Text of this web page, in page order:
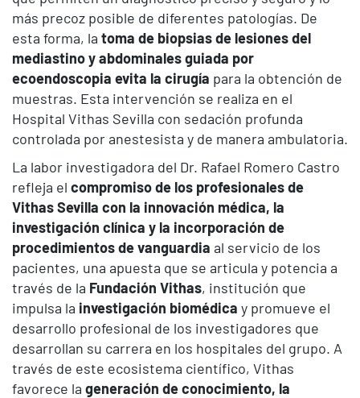
más precoz posible de diferentes patologías. De
esta forma, la toma de biopsias de lesiones del
mediastino y abdominales guiada por
ecoendoscopia evita la cirugía para la obtención de
muestras. Esta intervención se realiza en el
Hospital Vithas Sevilla con sedación profunda
controlada por anestesista y de manera ambulatoria.
La labor investigadora del Dr. Rafael Romero Castro
refleja el compromiso de los profesionales de
Vithas Sevilla con la innovación médica, la
investigación clínica y la incorporación de
procedimientos de vanguardia al servicio de los
pacientes, una apuesta que se articula y potencia a
través de la Fundación Vithas, institución que
impulsa la investigación biomédica y promueve el
desarrollo profesional de los investigadores que
desarrollan su carrera en los hospitales del grupo. A
través de este ecosistema científico, Vithas
favorece la generación de conocimiento, la